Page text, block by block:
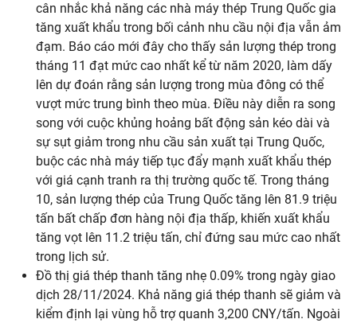
cân nhắc khả năng các nhà máy thép Trung Quốc gia
tăng xuất khẩu trong bối cảnh nhu cầu nội địa vẫn ảm
đạm. Báo cáo mới đây cho thấy sản lượng thép trong
tháng 11 đạt mức cao nhất kể từ năm 2020, làm dấy
lên dự đoán rằng sản lượng trong mùa đông có thể
vượt mức trung bình theo mùa. Điều này diễn ra song
song với cuộc khủng hoảng bất động sản kéo dài và
sự sụt giảm trong nhu cầu sản xuất tại Trung Quốc,
buộc các nhà máy tiếp tục đẩy mạnh xuất khẩu thép
với giá cạnh tranh ra thị trường quốc tế. Trong tháng
10, sản lượng thép của Trung Quốc tăng lên 81.9 triệu
tấn bất chấp đơn hàng nội địa thấp, khiến xuất khẩu
tăng vọt lên 11.2 triệu tấn, chỉ đứng sau mức cao nhất
trong lịch sử.
Đồ thị giá thép thanh tăng nhẹ 0.09% trong ngày giao
dịch 28/11/2024. Khả năng giá thép thanh sẽ giảm và
kiểm định lại vùng hỗ trợ quanh 3,200 CNY/tấn. Ngoài